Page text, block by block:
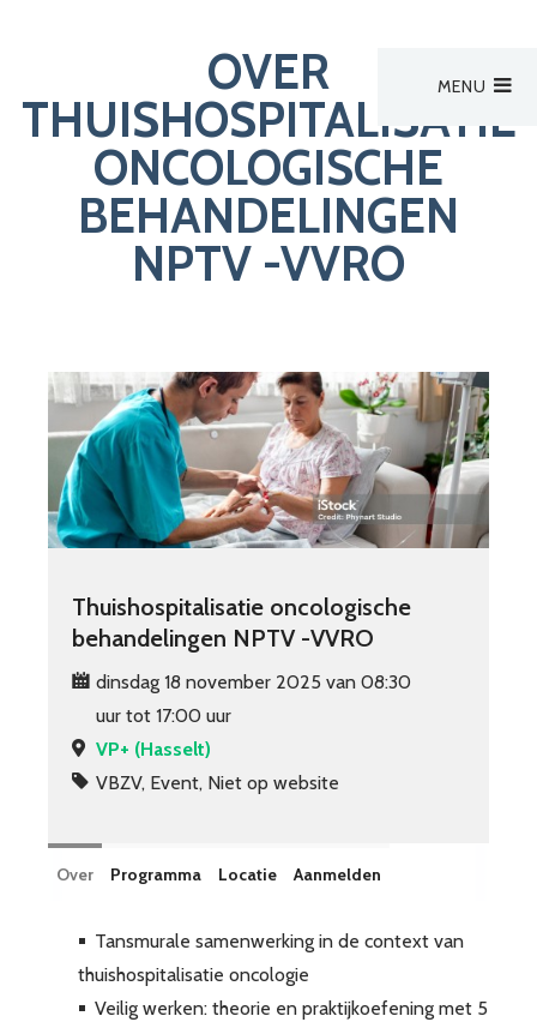
OVER
THUISHOSPITALISATIE
ONCOLOGISCHE
BEHANDELINGEN
NPTV -VVRO
MENU
Thuishospitalisatie oncologische
behandelingen NPTV -VVRO
dinsdag 18 november 2025 van 08:30
uur tot 17:00 uur
VP+ (Hasselt)
VBZV, Event, Niet op website
Over Programma Locatie Aanmelden
Tansmurale samenwerking in de context van
thuishospitalisatie oncologie
Veilig werken: theorie en praktijkoefening met 5
Hoofdmenu
Activiteiten
Activiteiten
Activiteit van derden
Zoek een verpleegkundige
Bestuur
Aanmelden